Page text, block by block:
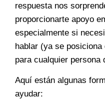
respuesta nos
proporcionarte apoyo
especialmente si
hablar (ya se
para cualquier persona
Aquí están algunas
ayudar: